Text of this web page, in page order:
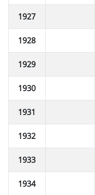
1927
1928
1929
1930
1931
1932
1933
1934